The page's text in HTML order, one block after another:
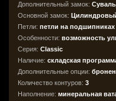
Дополнительный замок:
Основной замок: Цилиндровый
Петли: петли на подшипниках
Особенности: возможность
Серия: Classic
Наличие: складская
Дополнительные опции:
Количество контуров: 3
Наполнение: минеральная